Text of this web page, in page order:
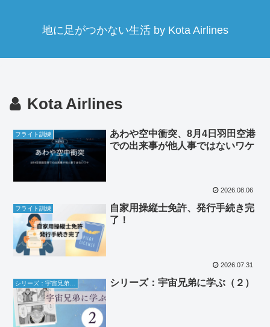
地に足がつかない生活 by Kota Airlines
Kota Airlines
フライト訓練
あわや空中衝突、8月4日羽田空港
での出来事が他人事ではないワケ
2026.08.06
フライト訓練
自家用操縦士免許、発行手続き完
了！
2026.07.31
シリーズ：宇宙兄弟に学ぶ（２）